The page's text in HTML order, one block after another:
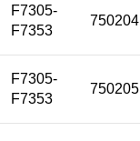
F7305-
F7353
750204
F7305-
F7353
750205